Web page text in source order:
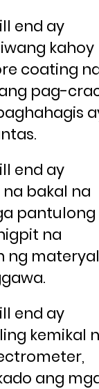
end ay
kahoy
coating
pag-
end ay
bakal na
pantulong
na
ng
end ay
kemikal
ang